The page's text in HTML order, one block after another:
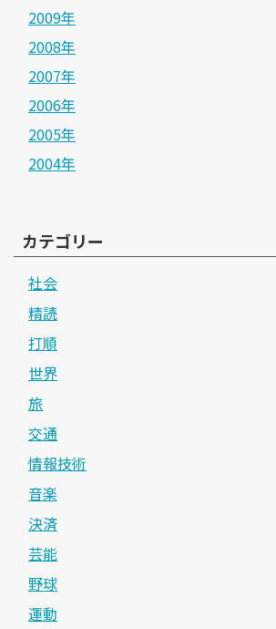
2009年
2008年
2007年
2006年
2005年
2004年
カテゴリー
社会
精読
打順
世界
旅
交通
情報技術
音楽
決済
芸能
野球
運動